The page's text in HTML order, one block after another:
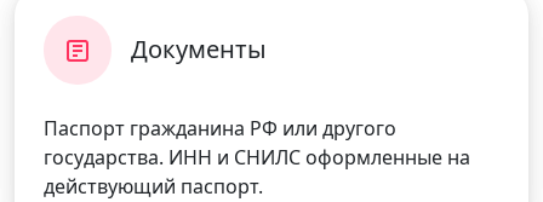
Документы
Паспорт гражданина РФ или другого
государства. ИНН и СНИЛС оформленные на
действующий паспорт.